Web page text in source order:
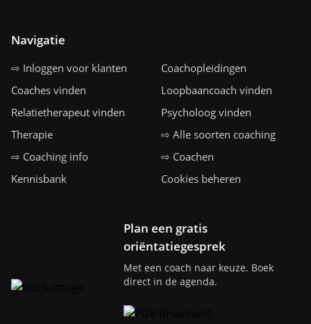
Navigatie
⇨ Inloggen voor klanten
Coachopleidingen
Coaches vinden
Loopbaancoach vinden
Relatietherapeut vinden
Psycholoog vinden
Therapie
⇨ Alle soorten coaching
⇨ Coaching info
⇨ Coachen
Kennisbank
Cookies beheren
Plan een gratis
oriëntatiegesprek
Met een coach naar keuze. Boek
direct in de agenda.